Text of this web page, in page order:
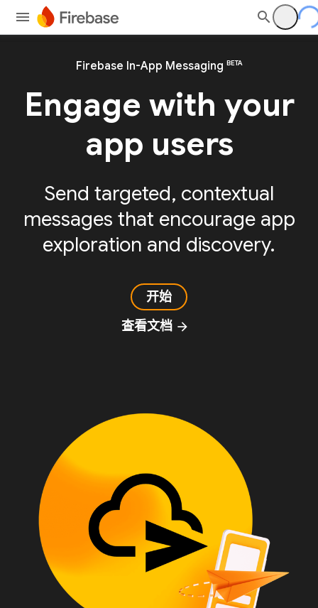
Firebase In-App Messaging BETA
Engage with your
app users
Send targeted, contextual
messages that encourage app
exploration and discovery.
开始
查看文档 arrow_forward